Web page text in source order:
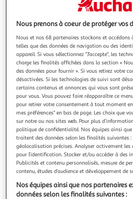
TEENAGE MUTANT NINJA
MORNING ADVENTURES
Après une contamination
inconnue dans les égouts de la
constate que sa capacité à
Mais à la place, il développe la
reptiles, ce qui va compliquer la vie
Ensuite
En savoir +
Vous voulez connaître le
Afficher le
Nous prenons à coeur de protéger vos
Nous et nos 68 partenaires stockons et accédons
telles que des données de navigation ou des
appareil. Si vous sélectionnez "J'accepte", les
charge les finalités affichées dans la section «
des données pour fournir ». Si vous retirez votre
désactivées. Si les technologies de suivi sont
certains contenus et annonces qui vous sont
pour vous. Vous pouvez faire réapparaître ce
pour retirer votre consentement à tout moment
mes préférences" en bas de page. Les choix que
sur notre ou nos sites web. Pour plus
politique de confidentialité. Nos équipes ainsi
traitent des données selon les finalités suivantes
géolocalisation précises. Analyser activement les
pour l’identification. Stocker et/ou accéder à des
Publicités et contenu personnalisés, mesure de
contenu, études d’audience et développement de
Nos équipes ainsi que nos partenaires
données selon les finalités suivantes :